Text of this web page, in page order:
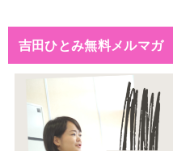
吉田ひとみ無料メルマ